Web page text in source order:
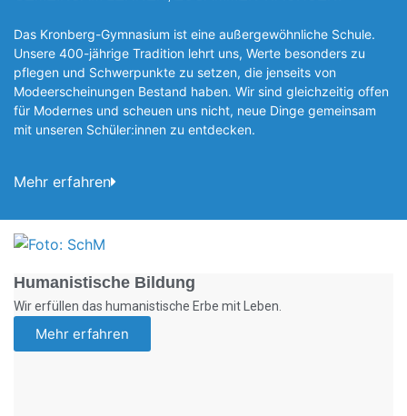
Das Kronberg-Gymnasium ist eine außergewöhnliche Schule.
Unsere 400-jährige Tradition lehrt uns, Werte besonders zu
pflegen und Schwerpunkte zu setzen, die jen­seits von
Modeerscheinungen Be­stand haben. Wir sind gleichzeitig offen
für Modernes und scheuen uns nicht, neue Dinge gemeinsam
mit unseren Schüler:innen zu entde­cken.
Mehr erfahren
Humanistische Bildung
Wir erfüllen das humanistische Erbe mit Leben.
Mehr erfahren